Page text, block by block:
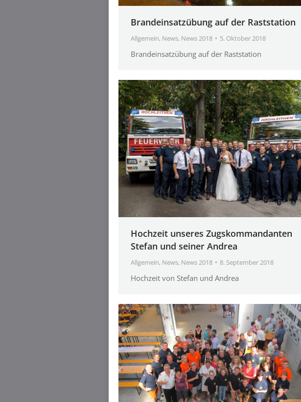
Brandeinsatzübung auf der Raststation
Allgemein, News, News 2018 5. Oktober 2018
Brandeinsatzübung auf der Raststation
Hochzeit unseres Zugskommandanten
Stefan und seiner Andrea
Allgemein, News, News 2018 8. September 2018
Hochzeit von Stefan und Andrea